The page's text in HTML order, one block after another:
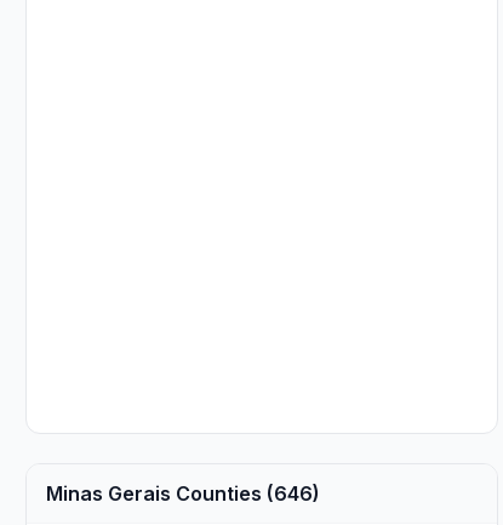
Minas Gerais Counties (646)